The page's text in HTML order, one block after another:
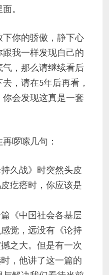
。
你的骄傲，静下心
我一样发现自己的
，那么请继续看后
，请在5年后再看，
会发现这真是一套
啰嗦几句：
久战》时突然头皮
疙瘩时，你应该是
《中国社会各基层
觉，远没有《论持
之大。但是有一次
，他讲了这一篇的